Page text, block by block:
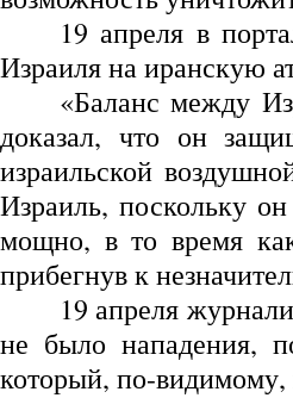
19 апреля в
Израиля на иранскую
«Баланс между
доказал, что он
израильской
Израиль, поскольку
мощно, в то время
прибегнув к
19 апреля
не было нападения,
который, по-видимому,